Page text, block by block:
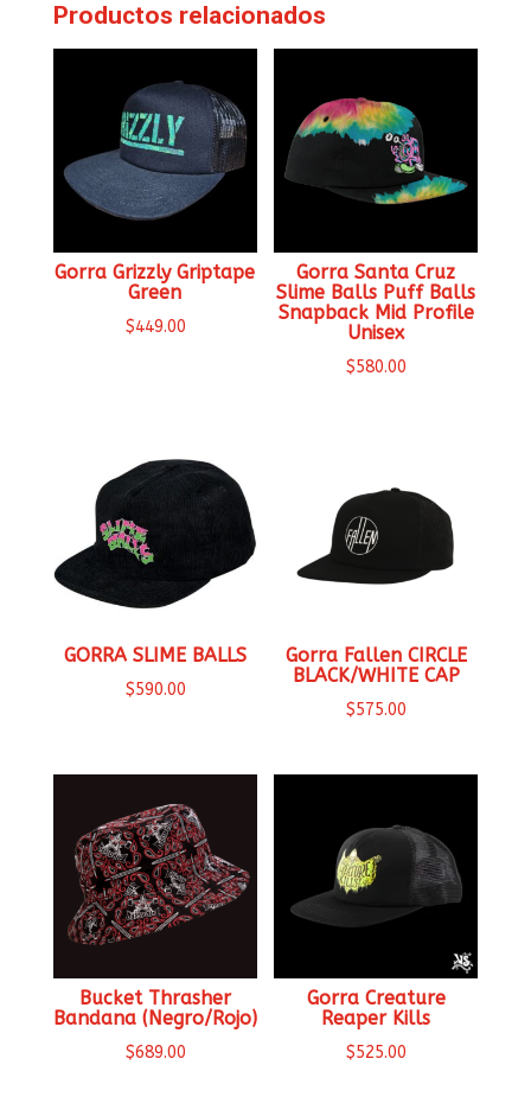
Productos relacionados
Gorra Grizzly Griptape
Green
$449.00
Gorra Santa Cruz
Slime Balls Puff Balls
Snapback Mid Profile
Unisex
$580.00
GORRA SLIME BALLS
$590.00
Gorra Fallen CIRCLE
BLACK/WHITE CAP
$575.00
Bucket Thrasher
Bandana (Negro/Rojo)
$689.00
Gorra Creature
Reaper Kills
$525.00